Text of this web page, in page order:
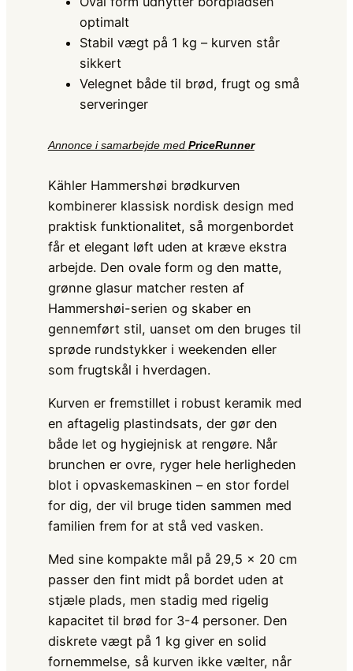
optimalt
Stabil vægt på 1 kg – kurven står
sikkert
Velegnet både til brød, frugt og små
serveringer
Annonce i samarbejde med PriceRunner
Kähler Hammershøi brødkurven
kombinerer klassisk nordisk design med
praktisk funktionalitet, så morgenbordet
får et elegant løft uden at kræve ekstra
arbejde. Den ovale form og den matte,
grønne glasur matcher resten af
Hammershøi-serien og skaber en
gennemført stil, uanset om den bruges til
sprøde rundstykker i weekenden eller
som frugtskål i hverdagen.
Kurven er fremstillet i robust keramik med
en aftagelig plastindsats, der gør den
både let og hygiejnisk at rengøre. Når
brunchen er ovre, ryger hele herligheden
blot i opvaskemaskinen – en stor fordel
for dig, der vil bruge tiden sammen med
familien frem for at stå ved vasken.
Med sine kompakte mål på 29,5 × 20 cm
passer den fint midt på bordet uden at
stjæle plads, men stadig med rigelig
kapacitet til brød for 3-4 personer. Den
diskrete vægt på 1 kg giver en solid
fornemmelse, så kurven ikke vælter, når